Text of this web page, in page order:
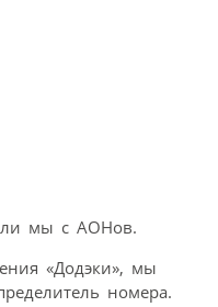
мы с АОНов.
«Додэки», мы
номера.